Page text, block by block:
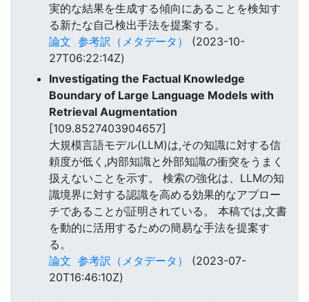
実的な結果を生成する傾向にあることを検知す
る新たな自己検出手法を提案する。
論文 参考訳（メタデータ）
(2023-10-
27T06:22:14Z)
Investigating the Factual Knowledge
Boundary of Large Language Models with
Retrieval Augmentation
[109.8527403904657]
大規模言語モデル(LLM)は,その知識に対する信
頼度が低く,内部知識と外部知識の衝突をうまく
扱えないことを示す。 検索の強化は、LLMの知
識境界に対する認識を高める効果的なアプロー
チであることが証明されている。 本稿では,文書
を動的に活用するための簡易な手法を提案す
る。
論文 参考訳（メタデータ）
(2023-07-
20T16:46:10Z)